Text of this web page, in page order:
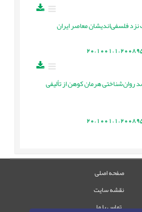
فلسفی‌اندیشان معاصر ایران
هرمان کوهن از تألیفی
صفحه اصلی
نقشه سایت
تماس با ما